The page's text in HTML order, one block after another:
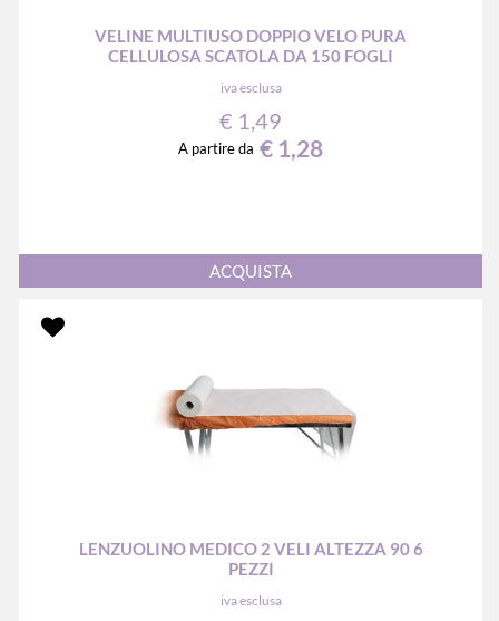
VELINE MULTIUSO DOPPIO VELO PURA
CELLULOSA SCATOLA DA 150 FOGLI
iva esclusa
€ 1,49
A partire da € 1,28
Quantità
ACQUISTA
LENZUOLINO MEDICO 2 VELI ALTEZZA 90 6
PEZZI
iva esclusa